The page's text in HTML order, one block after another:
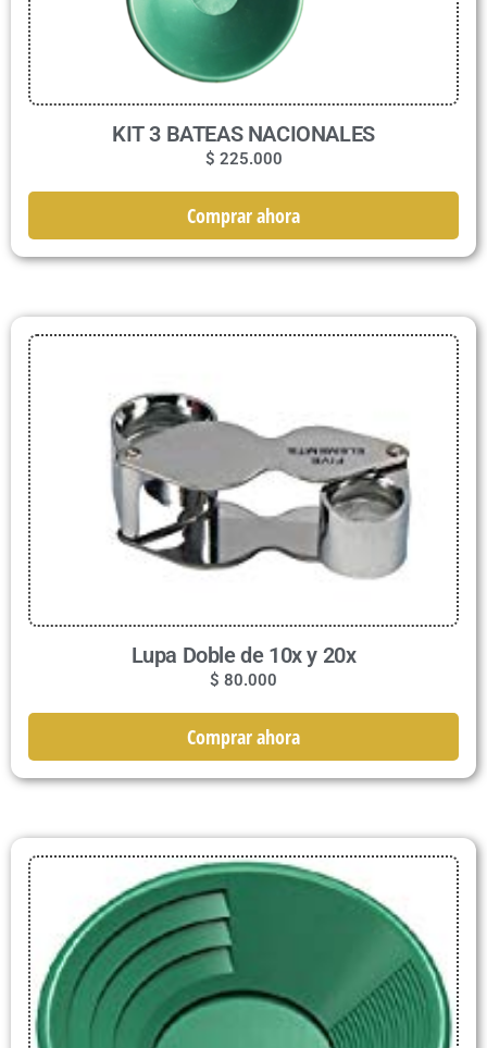
KIT 3 BATEAS NACIONALES
$ 225.000
Comprar ahora
Lupa Doble de 10x y 20x
$ 80.000
Comprar ahora